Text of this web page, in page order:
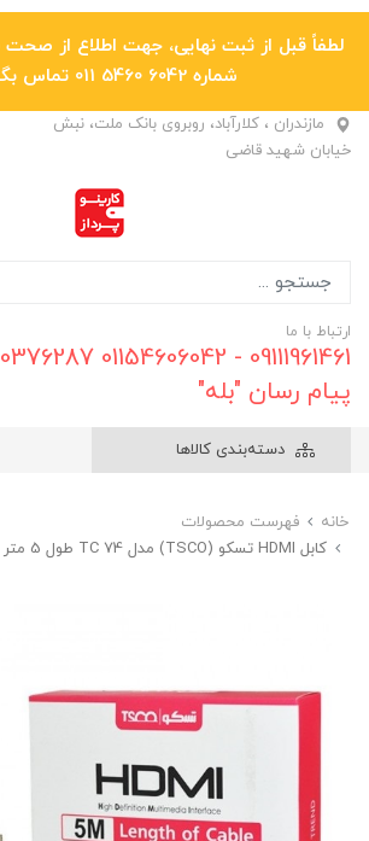
لطفاً قبل از ثبت نهایی، جهت اطلاع از
شماره 6042 5460 011 تماس بگیرید.
مازندران ، کلارآباد، روبروی بانک ملت، نبش
خیابان شهید قاضی
ارتباط با ما
09300376287
پیام رسان "بله"
دسته‌بندی کالاها
خانه
فهرست محصولات
کابل HDMI تسکو (TSCO) مدل TC 74 طول 5 متر